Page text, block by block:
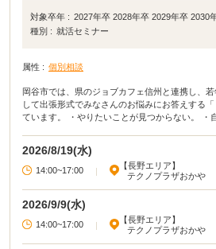
対象卒年 : 2027年卒 2028年卒 2029年卒 2030
種別 : 就活セミナー
属性 : 個別相談
岡谷市では、県のジョブカフェ信州と連携し、
して出張形式でみなさんのお悩みにお答えする
ています。 ・やりたいことが見つからない。 ・自分にぴったりの仕事がわから
2026/8/19(水)
14:00~17:00 |
【長野エリア】
テクノプラザおかや
2026/9/9(水)
14:00~17:00 |
【長野エリア】
テクノプラザおかや